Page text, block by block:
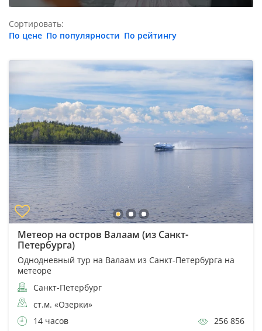
Сортировать:
По цене По популярности По рейтингу
Метеор на остров Валаам (из Санкт-
Петербурга)
Однодневный тур на Валаам из Санкт-Петербурга на
метеоре
Санкт-Петербург
ст.м. «Озерки»
14 часов
256 856